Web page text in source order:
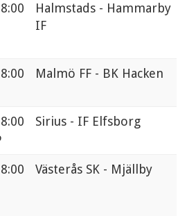
Halmstads - Hammarby
IF
Malmö FF - BK Hacken
Sirius - IF Elfsborg
Västerås SK - Mjällby